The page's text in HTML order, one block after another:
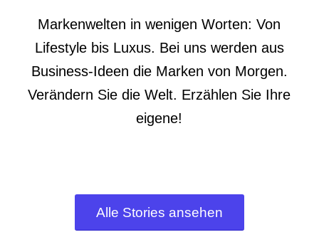
Markenwelten in wenigen Worten: Von
Lifestyle bis Luxus. Bei uns werden aus
Business-Ideen die Marken von Morgen.
Verändern Sie die Welt. Erzählen Sie Ihre
eigene!
Alle Stories ansehen